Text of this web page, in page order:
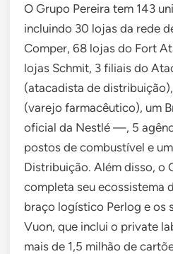
O Grupo Pereira tem 143
incluindo 30 lojas da rede
Comper, 68 lojas do Fort
lojas Schmit, 3 filiais do
(atacadista de
(varejo farmacêutico), um
oficial da Nestlé —, 5
postos de combustível e
Distribuição. Além disso, o
completa seu ecossistema
braço logístico Perlog e os
Vuon, que inclui o private
mais de 1,5 milhão de